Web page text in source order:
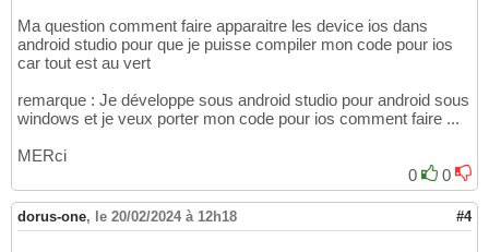
Ma question comment faire apparaitre les device ios dans
android studio pour que je puisse compiler mon code pour ios
car tout est au vert
remarque : Je développe sous android studio pour android sous
windows et je veux porter mon code pour ios comment faire ...
MERci
0
0
dorus-one, le 20/02/2024 à 12h18 #4